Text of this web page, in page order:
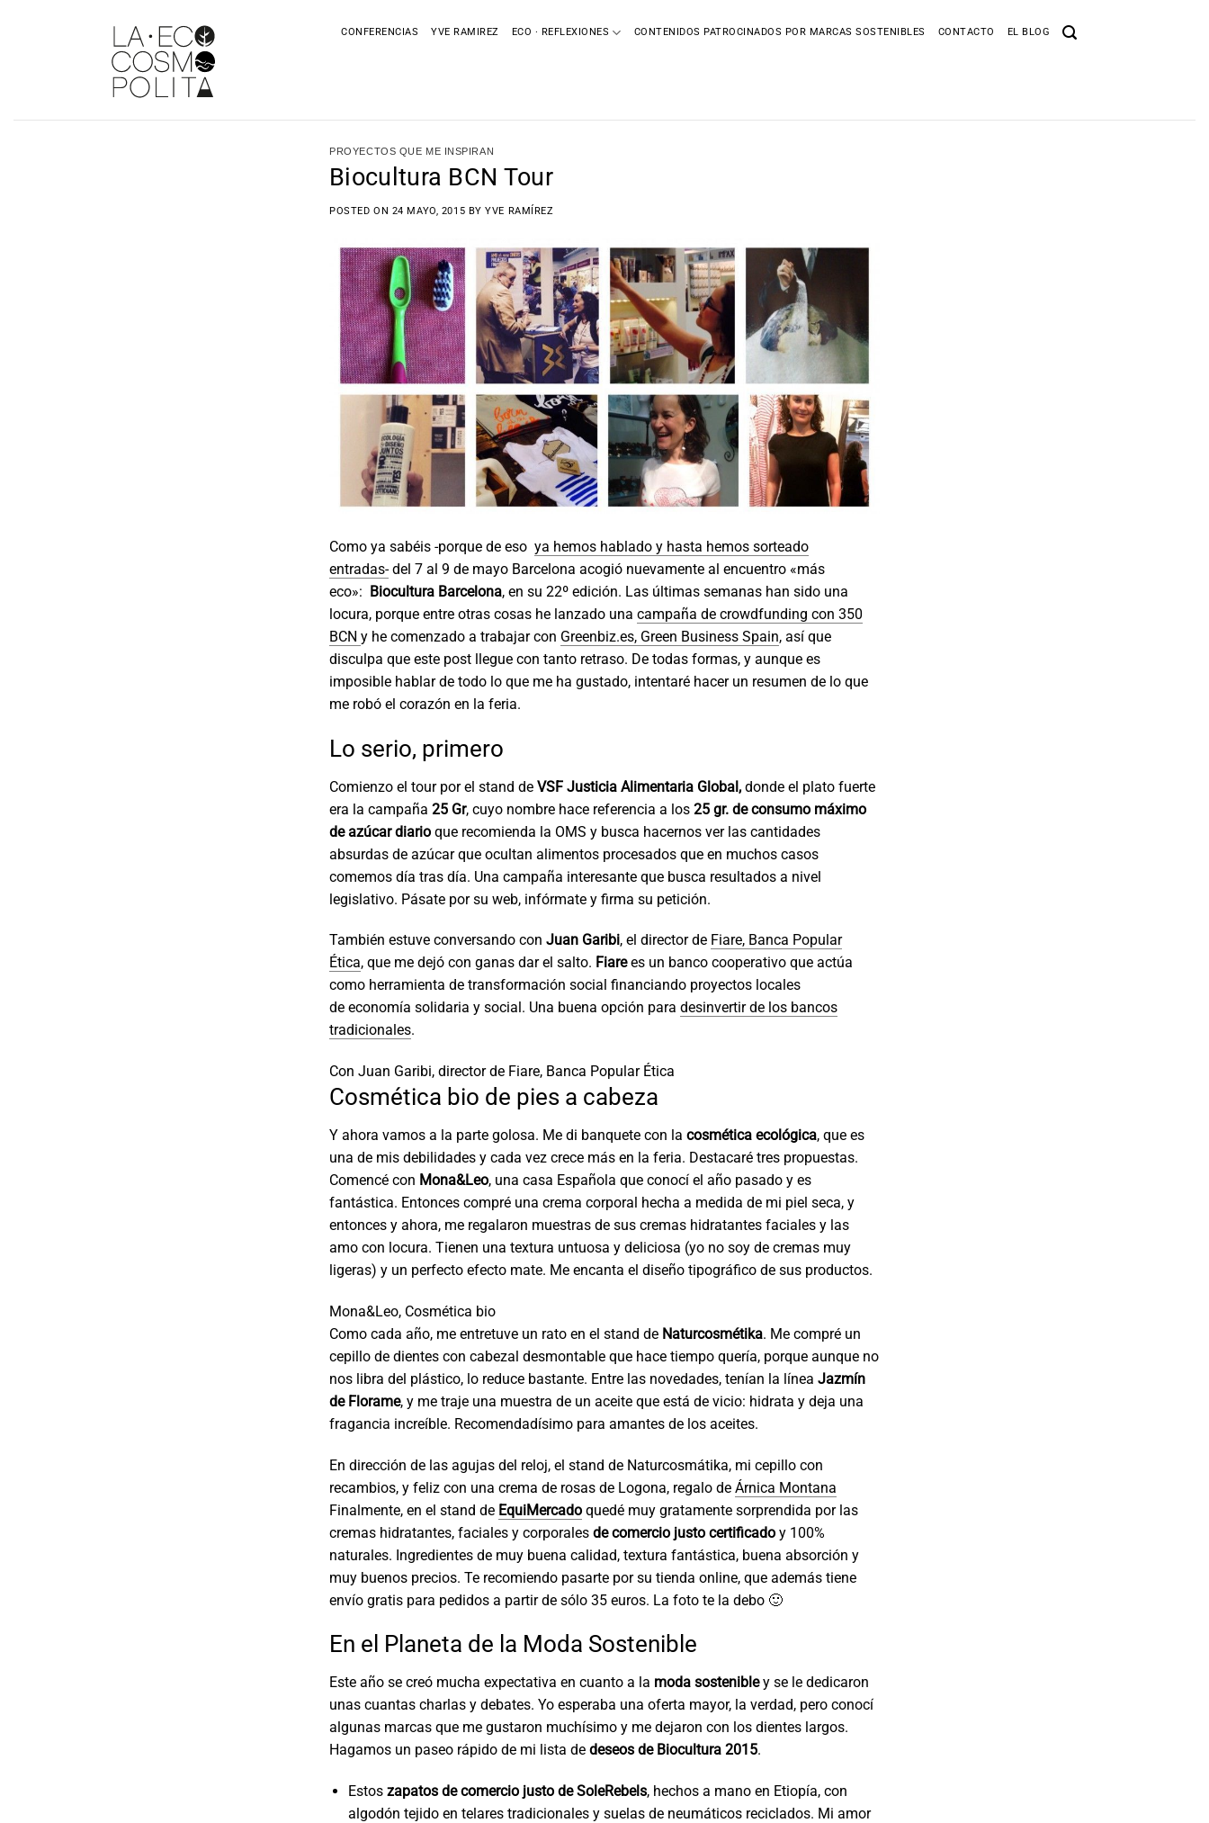
CONFERENCIAS YVE RAMIREZ ECO · REFLEXIONES CONTENIDOS PATROCINADOS POR MARCAS SOSTENIBLES CONTACTO EL BLOG
PROYECTOS QUE ME INSPIRAN
Biocultura BCN Tour
POSTED ON 24 MAYO, 2015 BYYVE RAMÍREZ
Como ya sabéis -porque de esoya hemos hablado y hasta hemos sorteado
entradas-del 7 al 9 de mayo Barcelona acogió nuevamente al encuentro «más
eco»: Biocultura Barcelona, en su 22º edición. Las últimas semanas han sido una
locura, porque entre otras cosas he lanzado unacampaña de crowdfunding con 350
BCNy he comenzado a trabajar con Greenbiz.es, Green Business Spain, así que
disculpa que este post llegue con tanto retraso. De todas formas, y aunque es
imposible hablar de todo lo que me ha gustado, intentaré hacer un resumen de lo que
me robó el corazón en la feria.
Lo serio, primero
Comienzo el tour por el stand deVSF Justicia Alimentaria Global, donde el plato fuerte
era la campaña25 Gr, cuyo nombre hace referencia a los25 gr. de consumo máximo
de azúcar diario que recomienda la OMS y busca hacernos ver las cantidades
absurdas de azúcar que ocultan alimentos procesados que en muchos casos
comemos día tras día. Una campaña interesante que busca resultados a nivel
legislativo. Pásate por su web, infórmate y firma su petición.
También estuve conversando conJuan Garibi, el director de Fiare, Banca Popular
Ética, que me dejó con ganas dar el salto. Fiarees un banco cooperativo que actúa
como herramienta de transformación social financiando proyectos locales
de economía solidaria y social. Una buena opción paradesinvertir de los bancos
tradicionales.
Con Juan Garibi, director de Fiare, Banca Popular Ética
Cosmética bio de pies a cabeza
Y ahora vamos a la parte golosa. Me di banquete con lacosmética ecológica, que es
una de mis debilidades y cada vez crece más en la feria. Destacaré tres propuestas.
Comencé con Mona&Leo, una casa Española que conocí el año pasado y es
fantástica. Entonces compré una crema corporal hecha a medida de mi piel seca, y
entonces y ahora, me regalaron muestras de sus cremas hidratantes faciales y las
amo con locura. Tienen una textura untuosa y deliciosa (yo no soy de cremas muy
ligeras) y un perfecto efecto mate. Me encanta el diseño tipográfico de sus productos.
Mona&Leo, Cosmética bio
Como cada año, me entretuve un rato en el stand de Naturcosmétika. Me compré un
cepillo de dientes con cabezal desmontable que hace tiempo quería, porque aunque no
nos libra del plástico, lo reduce bastante. Entre las novedades, tenían la líneaJazmín
de Florame, y me traje una muestra de un aceite que está de vicio: hidrata y deja una
fragancia increíble. Recomendadísimo para amantes de los aceites.
En dirección de las agujas del reloj, el stand de Naturcosmátika, mi cepillo con
recambios, y feliz con una crema de rosas de Logona, regalo deÁrnica Montana
Finalmente, en el stand de EquiMercado quedé muy gratamente sorprendida por las
cremas hidratantes, faciales y corporalesde comercio justo certificado y 100%
naturales. Ingredientes de muy buena calidad, textura fantástica, buena absorción y
muy buenos precios. Te recomiendo pasarte por su tienda online, que además tiene
envío gratis para pedidos a partir de sólo 35 euros. La foto te la debo 🙂
En el Planeta de la Moda Sostenible
Este año se creó mucha expectativa en cuanto a la moda sostenibley se le dedicaron
unas cuantas charlas y debates. Yo esperaba una oferta mayor, la verdad, pero conocí
algunas marcas que me gustaron muchísimo y me dejaron con los dientes largos.
Hagamos un paseo rápido de mi lista dedeseos de Biocultura 2015.
Estos zapatos de comercio justo deSoleRebels, hechos a mano en Etiopía, con
algodón tejido en telares tradicionales y suelas de neumáticos reciclados. Mi amor